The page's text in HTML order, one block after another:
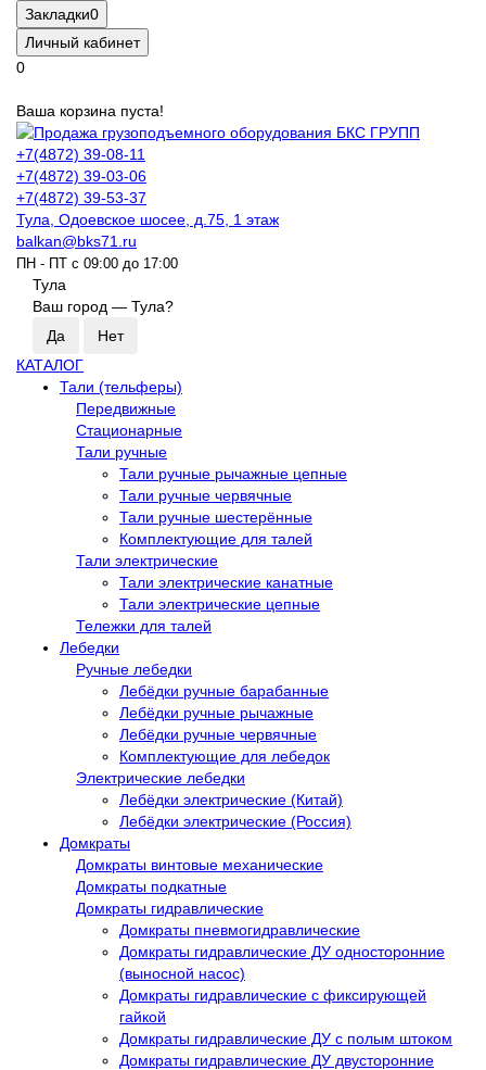
Закладки0
Личный кабинет
0
Ваша корзина пуста!
+7(4872) 39-08-11
+7(4872) 39-03-06
+7(4872) 39-53-37
Тула, Одоевское шосее, д.75, 1 этаж
balkan@bks71.ru
ПН - ПТ с 09:00 до 17:00
Тула
Ваш город — Тула?
КАТАЛОГ
Тали (тельферы)
Передвижные
Стационарные
Тали ручные
Тали ручные рычажные цепные
Тали ручные червячные
Тали ручные шестерённые
Комплектующие для талей
Тали электрические
Тали электрические канатные
Тали электрические цепные
Тележки для талей
Лебедки
Ручные лебедки
Лебёдки ручные барабанные
Лебёдки ручные рычажные
Лебёдки ручные червячные
Комплектующие для лебедок
Электрические лебедки
Лебёдки электрические (Китай)
Лебёдки электрические (Россия)
Домкраты
Домкраты винтовые механические
Домкраты подкатные
Домкраты гидравлические
Домкраты пневмогидравлические
Домкраты гидравлические ДУ односторонние
(выносной насос)
Домкраты гидравлические с фиксирующей
гайкой
Домкраты гидравлические ДУ c полым штоком
Домкраты гидравлические ДУ двусторонние